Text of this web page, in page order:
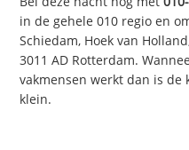
in de gehele 010 regio en
Schiedam, Hoek van
3011 AD Rotterdam.
vakmensen werkt dan is
klein.